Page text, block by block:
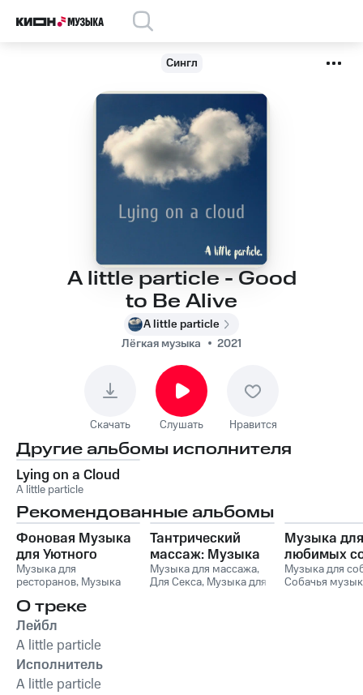
Сингл
A little particle - Good
to Be Alive
A little particle
Лёгкая музыка
2021
Скачать Слушать Нравится
Другие альбомы исполнителя
Lying on a Cloud
A little particle
Рекомендованные альбомы
Фоновая Музыка
для Уютного
Вечера в
Ресторане
Музыка для
ресторанов, Музыка
Фоновая музыка
Музыка для завтрака
Детские колыбельные
Спокойная фоновая
музыка
Тантрический
массаж: Музыка
для близости и
расслабления
Музыка для массажа,
Для Секса, Музыка для
Музыка для
любимых
Музыка для
Собачья
О треке
Лейбл
A little particle
Исполнитель
A little particle